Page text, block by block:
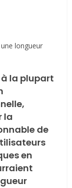
longueur
la plupart
la
de
en